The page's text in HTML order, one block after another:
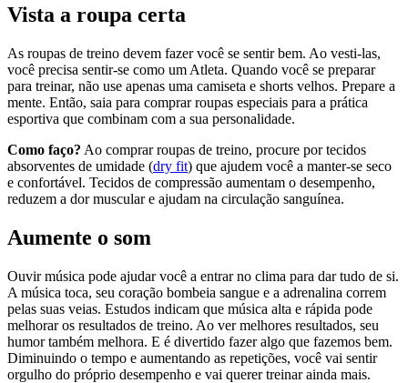
Vista a roupa certa
As roupas de treino devem fazer você se sentir bem. Ao vesti-las,
você precisa sentir-se como um Atleta. Quando você se preparar
para treinar, não use apenas uma camiseta e shorts velhos. Prepare a
mente. Então, saia para comprar roupas especiais para a prática
esportiva que combinam com a sua personalidade.
Como faço? Ao comprar roupas de treino, procure por tecidos
absorventes de umidade (dry fit) que ajudem você a manter-se seco
e confortável. Tecidos de compressão aumentam o desempenho,
reduzem a dor muscular e ajudam na circulação sanguínea.
Aumente o som
Ouvir música pode ajudar você a entrar no clima para dar tudo de si.
A música toca, seu coração bombeia sangue e a adrenalina correm
pelas suas veias. Estudos indicam que música alta e rápida pode
melhorar os resultados de treino. Ao ver melhores resultados, seu
humor também melhora. E é divertido fazer algo que fazemos bem.
Diminuindo o tempo e aumentando as repetições, você vai sentir
orgulho do próprio desempenho e vai querer treinar ainda mais.